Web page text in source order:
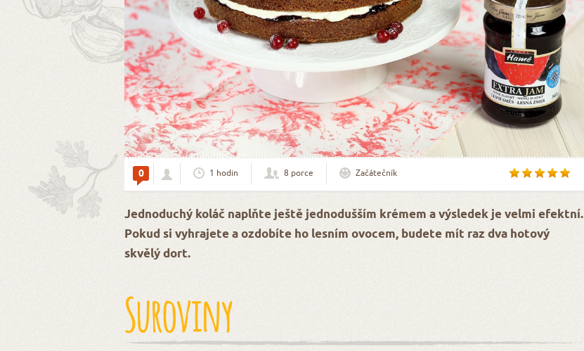
0 1 hodin 8 porce Začátečník
Jednoduchý koláč naplňte ještě jednodušším krémem a výsledek je velmi efektní.
Pokud si vyhrajete a ozdobíte ho lesním ovocem, budete mít raz dva hotový
skvělý dort.
Suroviny